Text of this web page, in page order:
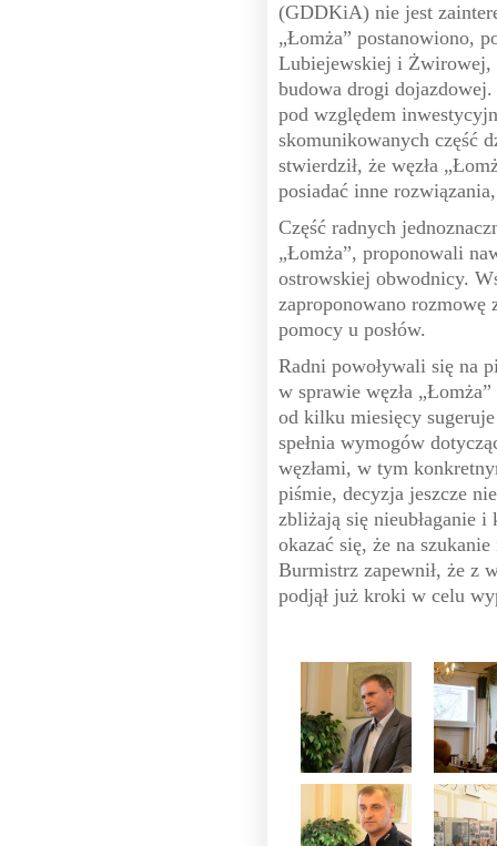
(GDDKiA) nie jest
„Łomża” postanowiono,
Lubiejewskiej i Żwirowej,
budowa drogi
pod względem
skomunikowanych część
stwierdził, że węzła
posiadać inne
Część radnych
„Łomża”, proponowali
ostrowskiej obwodnicy.
zaproponowano
pomocy u posłów.
Radni powoływali się na
w sprawie węzła
od kilku miesięcy
spełnia wymogów
węzłami, w tym
piśmie, decyzja jeszcze
zbliżają się nieubłaganie
okazać się, że na
Burmistrz zapewnił, że z
podjął już kroki w celu